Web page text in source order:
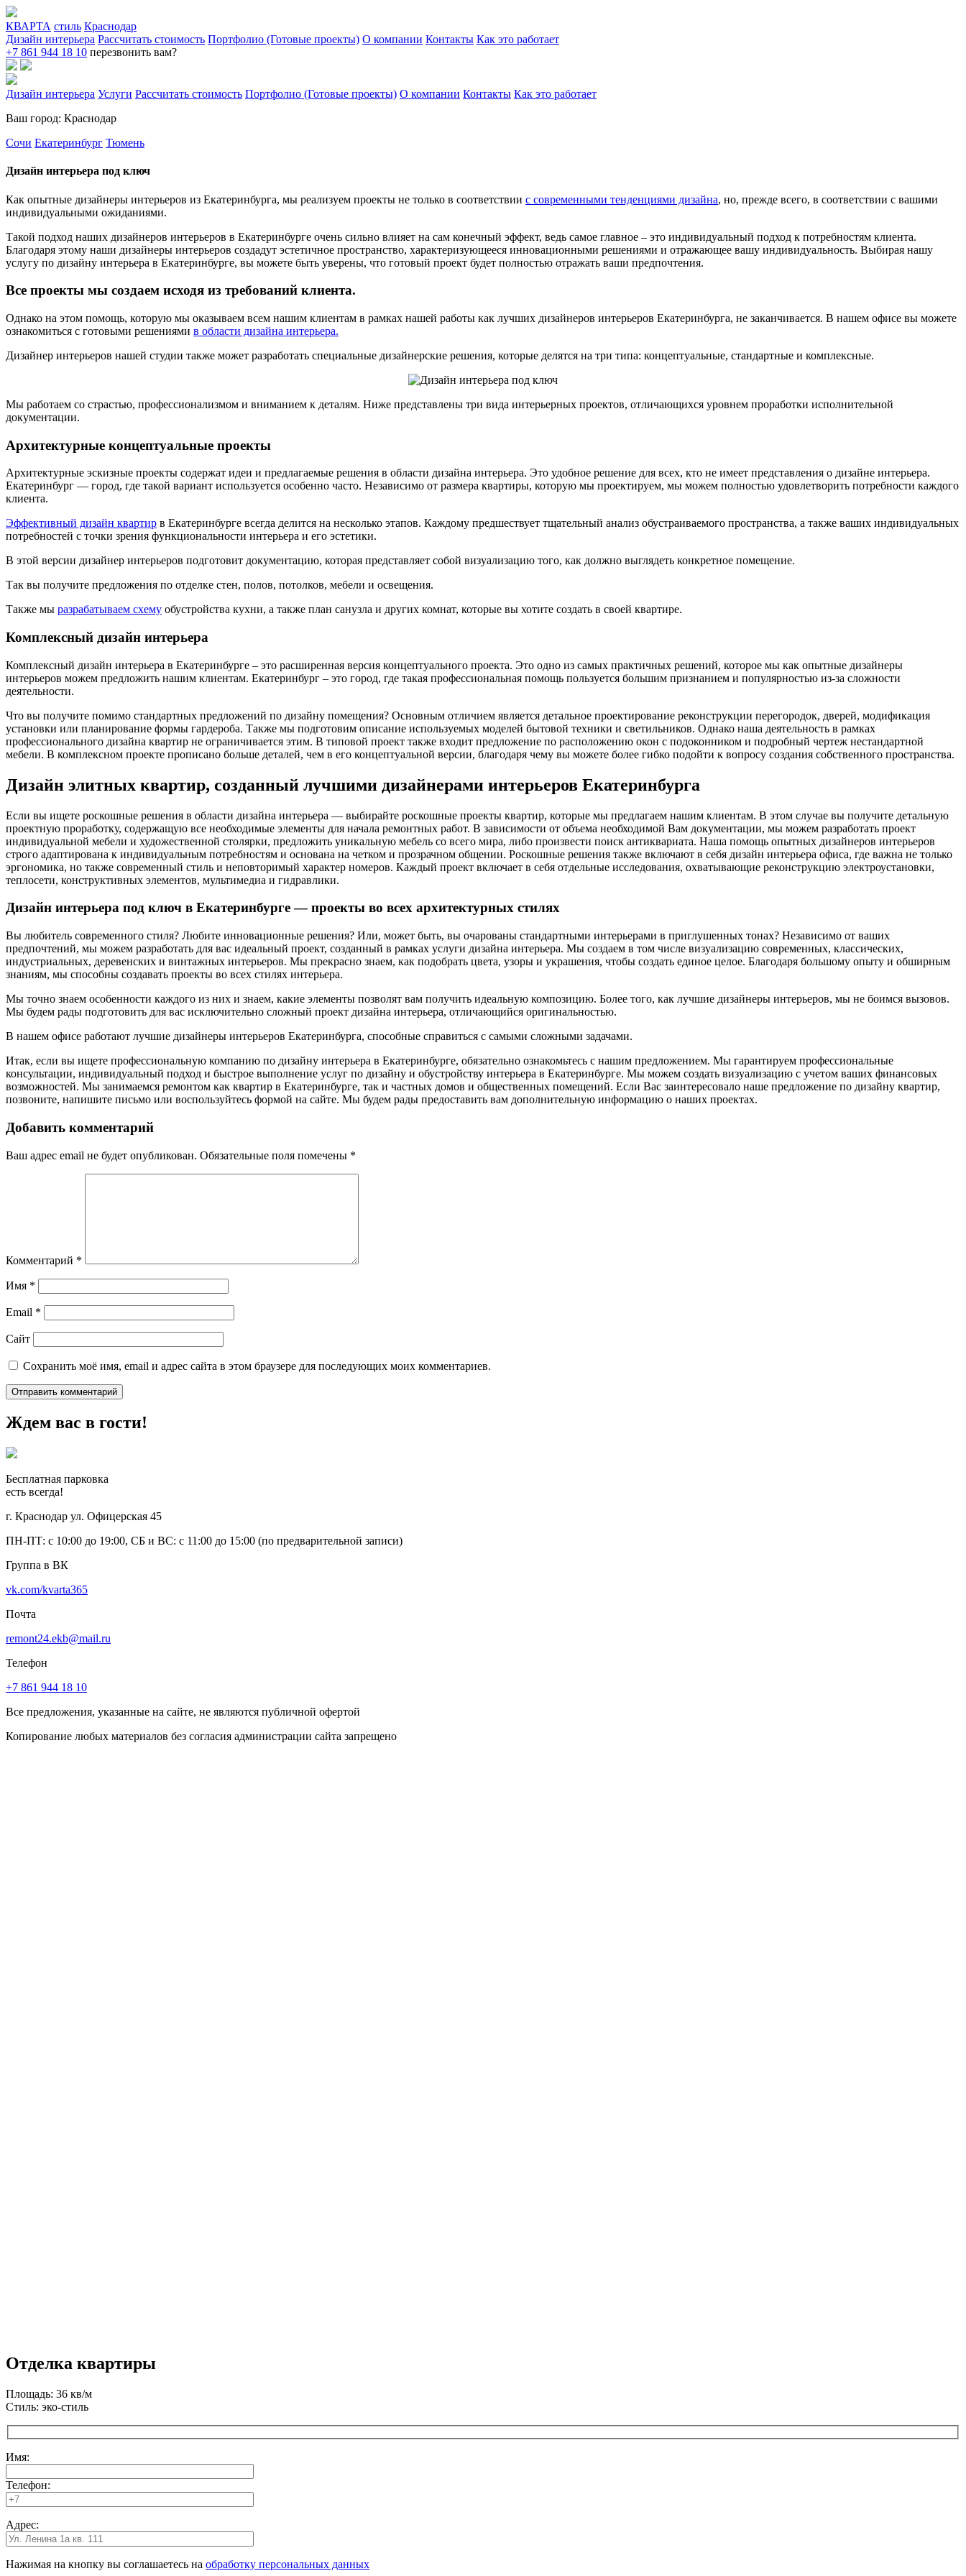
КВАРТА стиль Краснодар
Дизайн интерьера Рассчитать стоимость Портфолио (Готовые проекты) О компании Контакты Как это работает
+7 861 944 18 10 перезвонить вам?
Дизайн интерьера Услуги Рассчитать стоимость Портфолио (Готовые проекты) О компании Контакты Как это работает
Ваш город: Краснодар
Сочи Екатеринбург Тюмень
Дизайн интерьера под ключ
Как опытные дизайнеры интерьеров из Екатеринбурга, мы реализуем проекты не только в соответствии с современными тенденциями дизайна, но, прежде всего, в соответствии с вашими
индивидуальными ожиданиями.
Такой подход наших дизайнеров интерьеров в Екатеринбурге очень сильно влияет на сам конечный эффект, ведь самое главное – это индивидуальный подход к потребностям клиента.
Благодаря этому наши дизайнеры интерьеров создадут эстетичное пространство, характеризующееся инновационными решениями и отражающее вашу индивидуальность. Выбирая нашу
услугу по дизайну интерьера в Екатеринбурге, вы можете быть уверены, что готовый проект будет полностью отражать ваши предпочтения.
Все проекты мы создаем исходя из требований клиента.
Однако на этом помощь, которую мы оказываем всем нашим клиентам в рамках нашей работы как лучших дизайнеров интерьеров Екатеринбурга, не заканчивается. В нашем офисе вы можете
ознакомиться с готовыми решениями в области дизайна интерьера.
Дизайнер интерьеров нашей студии также может разработать специальные дизайнерские решения, которые делятся на три типа: концептуальные, стандартные и комплексные.
Мы работаем со страстью, профессионализмом и вниманием к деталям. Ниже представлены три вида интерьерных проектов, отличающихся уровнем проработки исполнительной
документации.
Архитектурные концептуальные проекты
Архитектурные эскизные проекты содержат идеи и предлагаемые решения в области дизайна интерьера. Это удобное решение для всех, кто не имеет представления о дизайне интерьера.
Екатеринбург — город, где такой вариант используется особенно часто. Независимо от размера квартиры, которую мы проектируем, мы можем полностью удовлетворить потребности каждого
клиента.
Эффективный дизайн квартир в Екатеринбурге всегда делится на несколько этапов. Каждому предшествует тщательный анализ обустраиваемого пространства, а также ваших индивидуальных
потребностей с точки зрения функциональности интерьера и его эстетики.
В этой версии дизайнер интерьеров подготовит документацию, которая представляет собой визуализацию того, как должно выглядеть конкретное помещение.
Так вы получите предложения по отделке стен, полов, потолков, мебели и освещения.
Также мы разрабатываем схему обустройства кухни, а также план санузла и других комнат, которые вы хотите создать в своей квартире.
Комплексный дизайн интерьера
Комплексный дизайн интерьера в Екатеринбурге – это расширенная версия концептуального проекта. Это одно из самых практичных решений, которое мы как опытные дизайнеры
интерьеров можем предложить нашим клиентам. Екатеринбург – это город, где такая профессиональная помощь пользуется большим признанием и популярностью из-за сложности
деятельности.
Что вы получите помимо стандартных предложений по дизайну помещения? Основным отличием является детальное проектирование реконструкции перегородок, дверей, модификация
установки или планирование формы гардероба. Также мы подготовим описание используемых моделей бытовой техники и светильников. Однако наша деятельность в рамках
профессионального дизайна квартир не ограничивается этим. В типовой проект также входит предложение по расположению окон с подоконником и подробный чертеж нестандартной
мебели. В комплексном проекте прописано больше деталей, чем в его концептуальной версии, благодаря чему вы можете более гибко подойти к вопросу создания собственного пространства.
Дизайн элитных квартир, созданный лучшими дизайнерами интерьеров Екатеринбурга
Если вы ищете роскошные решения в области дизайна интерьера — выбирайте роскошные проекты квартир, которые мы предлагаем нашим клиентам. В этом случае вы получите детальную
проектную проработку, содержащую все необходимые элементы для начала ремонтных работ. В зависимости от объема необходимой Вам документации, мы можем разработать проект
индивидуальной мебели и художественной столярки, предложить уникальную мебель со всего мира, либо произвести поиск антиквариата. Наша помощь опытных дизайнеров интерьеров
строго адаптирована к индивидуальным потребностям и основана на четком и прозрачном общении. Роскошные решения также включают в себя дизайн интерьера офиса, где важна не только
эргономика, но также современный стиль и неповторимый характер номеров. Каждый проект включает в себя отдельные исследования, охватывающие реконструкцию электроустановки,
теплосети, конструктивных элементов, мультимедиа и гидравлики.
Дизайн интерьера под ключ в Екатеринбурге — проекты во всех архитектурных стилях
Вы любитель современного стиля? Любите инновационные решения? Или, может быть, вы очарованы стандартными интерьерами в приглушенных тонах? Независимо от ваших
предпочтений, мы можем разработать для вас идеальный проект, созданный в рамках услуги дизайна интерьера. Мы создаем в том числе визуализацию современных, классических,
индустриальных, деревенских и винтажных интерьеров. Мы прекрасно знаем, как подобрать цвета, узоры и украшения, чтобы создать единое целое. Благодаря большому опыту и обширным
знаниям, мы способны создавать проекты во всех стилях интерьера.
Мы точно знаем особенности каждого из них и знаем, какие элементы позволят вам получить идеальную композицию. Более того, как лучшие дизайнеры интерьеров, мы не боимся вызовов.
Мы будем рады подготовить для вас исключительно сложный проект дизайна интерьера, отличающийся оригинальностью.
В нашем офисе работают лучшие дизайнеры интерьеров Екатеринбурга, способные справиться с самыми сложными задачами.
Итак, если вы ищете профессиональную компанию по дизайну интерьера в Екатеринбурге, обязательно ознакомьтесь с нашим предложением. Мы гарантируем профессиональные
консультации, индивидуальный подход и быстрое выполнение услуг по дизайну и обустройству интерьера в Екатеринбурге. Мы можем создать визуализацию с учетом ваших финансовых
возможностей. Мы занимаемся ремонтом как квартир в Екатеринбурге, так и частных домов и общественных помещений. Если Вас заинтересовало наше предложение по дизайну квартир,
позвоните, напишите письмо или воспользуйтесь формой на сайте. Мы будем рады предоставить вам дополнительную информацию о наших проектах.
Добавить комментарий
Ваш адрес email не будет опубликован. Обязательные поля помечены *
Комментарий *
Имя *
Email *
Сайт
Сохранить моё имя, email и адрес сайта в этом браузере для последующих моих комментариев.
Ждем вас в гости!
Бесплатная парковка
есть всегда!
г. Краснодар ул. Офицерская 45
ПН-ПТ: с 10:00 до 19:00, СБ и ВС: с 11:00 до 15:00 (по предварительной записи)
Группа в ВК
vk.com/kvarta365
Почта
remont24.ekb@mail.ru
Телефон
+7 861 944 18 10
Все предложения, указанные на сайте, не являются публичной офертой
Копирование любых материалов без согласия администрации сайта запрещено
Отделка квартиры
Площадь: 36 кв/м
Стиль: эко-стиль
Имя:
Телефон:
Адрес:
Нажимая на кнопку вы соглашаетесь на обработку персональных данных